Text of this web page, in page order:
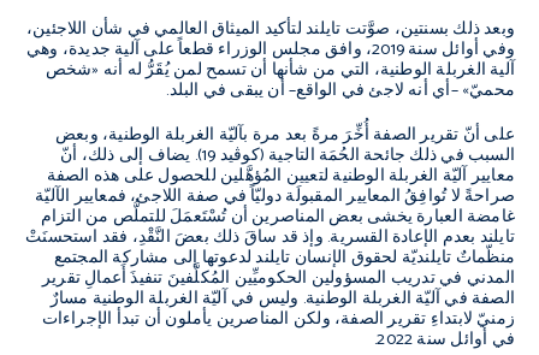
وبعد ذلك بسنتين، صوَّتت تايلند لتأكيد الميثاق العالمي في شأن اللاجئين،
وفي أوائل سنة 2019، وافق مجلس الوزراء قطعاً على آلية جديدة، وهي
آلية الغربلة الوطنية، التي من شأنها أن تسمح لمن يُقَرُّ له أنه «شخص
محميّ» –أي أنه لاجئ في الواقع– أن يبقى في البلد.
على أنّ تقرير الصفة أُخِّرَ مرةً بعد مرة بآليّة الغربلة الوطنية، وبعض
السبب في ذلك جائحة الحُمَة التاجية (كوڤيد 19). يضاف إلى ذلك، أنّ
معايير آليّة الغربلة الوطنية لتعيين المُؤهَّلين للحصول على هذه الصفة
صراحةً لا تُوافِقُ المعايير المقبولَة دوليّاً في صفة اللاجئ، فمعايير الآليّة
غامضة العبارة يخشى بعض المناصرين أن تُسْتَعمَلَ للتملُّص من التزام
تايلند بعدم الإعادة القسرية. وإذ قد ساقَ ذلك بعضَ النَّقْدِ، فقد استحسنَتْ
منظّماتٌ تايلنديّة لحقوق الإنسان تايلند لدعوتها إلى مشاركة المجتمع
المدني في تدريب المسؤولين الحكوميِّين المُكلَّفينَ تنفيذَ أَعمالِ تقرير
الصفة في آليّة الغربلة الوطنية. وليس في آليّة الغربلة الوطنية مسارٌ
زمنيّ لابتداءِ تقرير الصفة، ولكن المناصرين يأملون أن تبدأ الإجراءات
في أوائل سنة 2022.